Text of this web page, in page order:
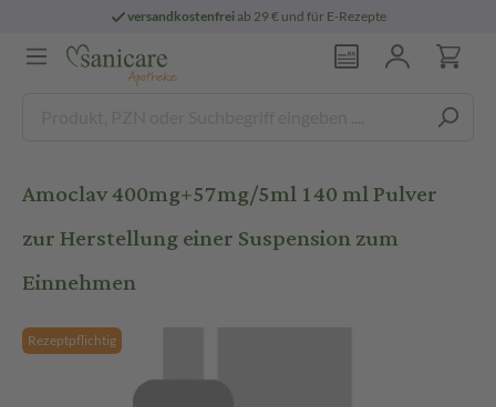
versandkostenfreiab 29 € und für E-Rezepte
Amoclav 400mg+57mg/5ml 140 ml Pulver
zur Herstellung einer Suspension zum
Einnehmen
Rezeptpflichtig